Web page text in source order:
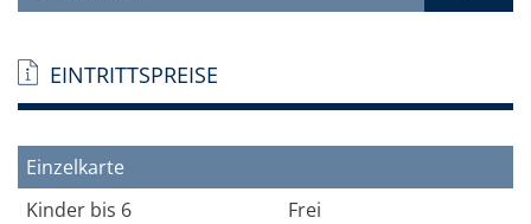
EINTRITTSPREISE
Einzelkarte
Kinder bis 6
Frei